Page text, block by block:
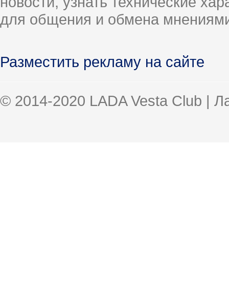
для общения и обмена
Разместить рекламу на сайте
© 2014-2020 LADA Vesta Club |